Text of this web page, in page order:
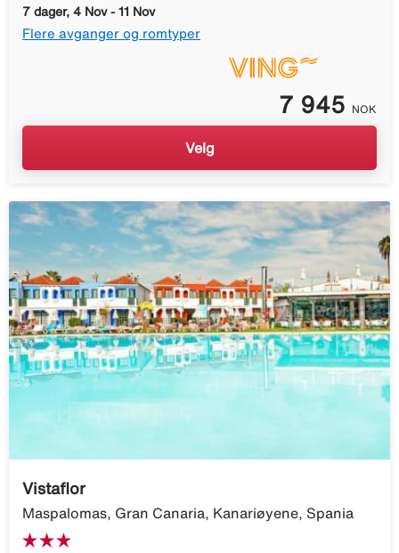
7 dager, 4 Nov - 11 Nov
Flere avganger og romtyper
7 945 NOK
Velg
Vistaflor
Maspalomas, Gran Canaria, Kanariøyene, Spania